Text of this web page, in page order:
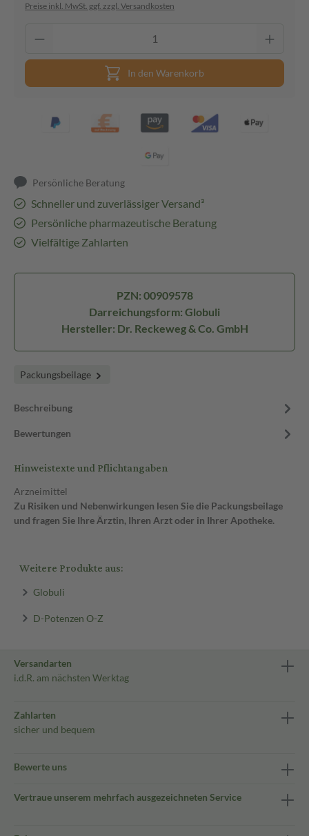
Preise inkl. MwSt. ggf. zzgl. Versandkosten
In den Warenkorb
Persönliche Beratung
Schneller und zuverlässiger Versand³
Persönliche pharmazeutische Beratung
Vielfältige Zahlarten
PZN: 00909578
Darreichungsform: Globuli
Hersteller: Dr. Reckeweg & Co. GmbH
Packungsbeilage
Beschreibung
Bewertungen
Hinweistexte und Pflichtangaben
Arzneimittel
Zu Risiken und Nebenwirkungen lesen Sie die Packungsbeilage
und fragen Sie Ihre Ärztin, Ihren Arzt oder in Ihrer Apotheke.
Weitere Produkte aus:
Globuli
D-Potenzen O-Z
Versandarten
i.d.R. am nächsten Werktag
Zahlarten
sicher und bequem
Bewerte uns
Vertraue unserem mehrfach ausgezeichneten Service